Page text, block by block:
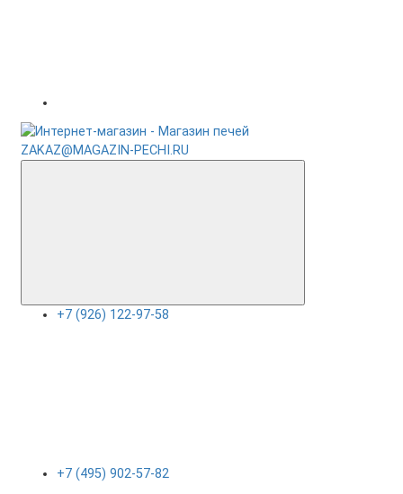
ZAKAZ@MAGAZIN-PECHI.RU
+7 (926) 122-97-58
+7 (495) 902-57-82